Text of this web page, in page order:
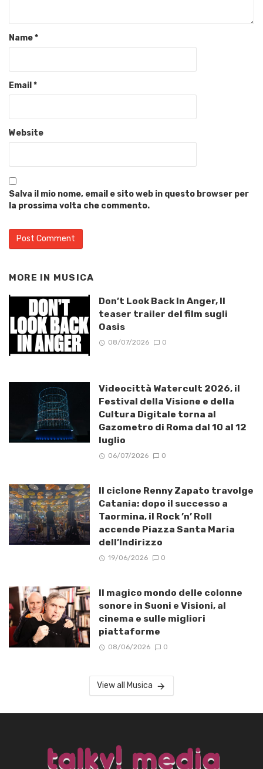
Name*
Email*
Website
Salva il mio nome, email e sito web in questo browser per
la prossima volta che commento.
MORE IN MUSICA
Don’t Look Back In Anger, Il
teaser trailer del film sugli
Oasis
08/07/2026 0
Videocittà Watercult 2026, il
Festival della Visione e della
Cultura Digitale torna al
Gazometro di Roma dal 10 al 12
luglio
06/07/2026 0
Il ciclone Renny Zapato travolge
Catania: dopo il successo a
Taormina, il Rock ’n’ Roll
accende Piazza Santa Maria
dell’Indirizzo
19/06/2026 0
Il magico mondo delle colonne
sonore in Suoni e Visioni, al
cinema e sulle migliori
piattaforme
08/06/2026 0
View all Musica